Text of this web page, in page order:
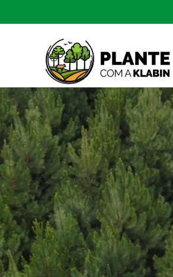
Zum Hauptinhalt springen